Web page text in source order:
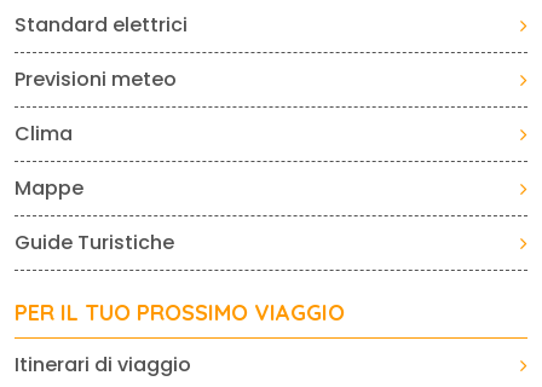
Standard elettrici
Previsioni meteo
Clima
Mappe
Guide Turistiche
PER IL TUO PROSSIMO VIAGGIO
Itinerari di viaggio